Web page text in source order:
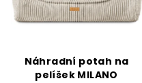
Náhradní potah na
pelíšek MILANO